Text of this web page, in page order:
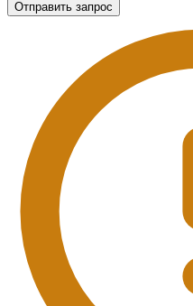
Отправить запрос